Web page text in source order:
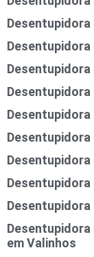
Desentupidora
Desentupidora
Desentupidora
Desentupidora
Desentupidora
Desentupidora
Desentupidora
Desentupidora
Desentupidora
em Valinhos